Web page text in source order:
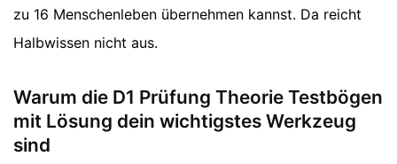
zu 16 Menschenleben übernehmen kannst. Da reicht
Halbwissen nicht aus.
Warum die D1 Prüfung Theorie Testbögen
mit Lösung dein wichtigstes Werkzeug
sind